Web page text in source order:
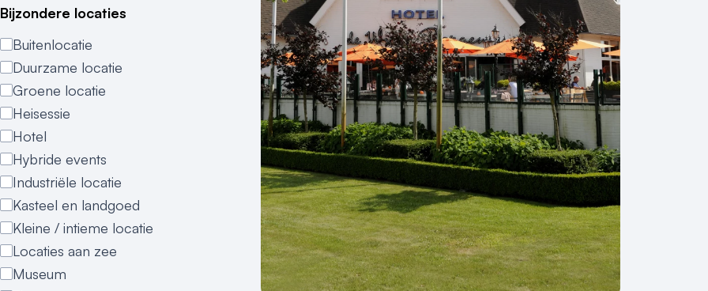
Bijzondere locaties
Buitenlocatie
Duurzame locatie
Groene locatie
Heisessie
Hotel
Hybride events
Industriële locatie
Kasteel en landgoed
Kleine / intieme locatie
Locaties aan zee
Museum